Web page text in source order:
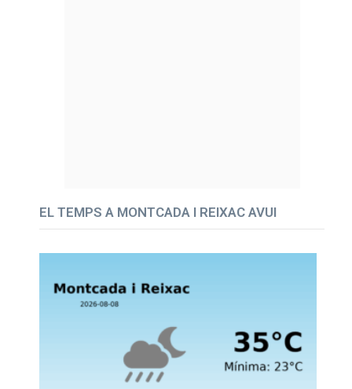
EL TEMPS A MONTCADA I REIXAC AVUI